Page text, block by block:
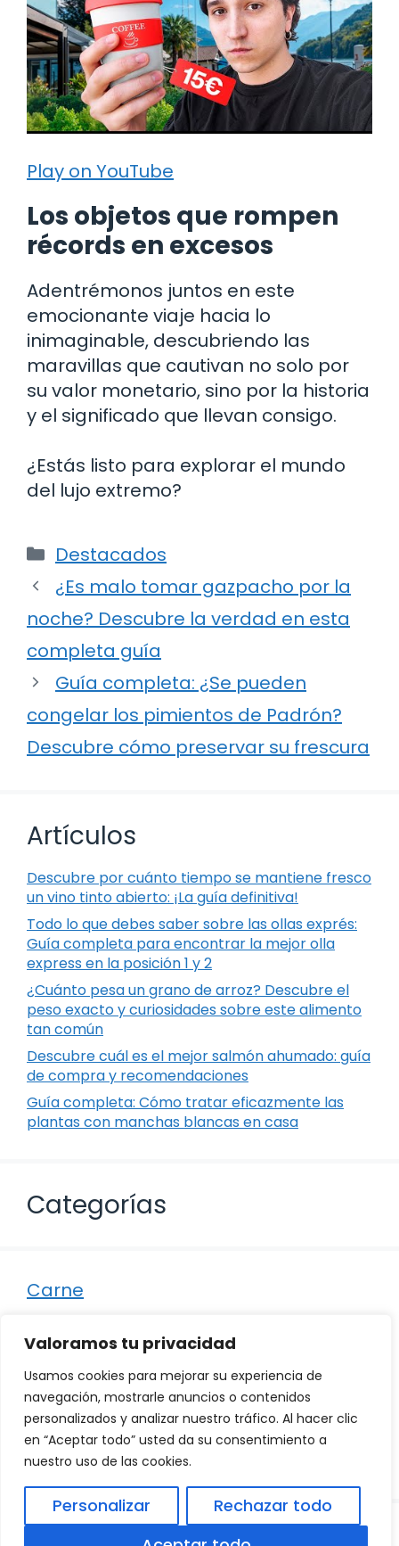
Valoramos tu privacidad
Usamos cookies para mejorar su experiencia de
navegación, mostrarle anuncios o contenidos
personalizados y analizar nuestro tráfico. Al hacer clic
en “Aceptar todo” usted da su consentimiento a
nuestro uso de las cookies.
Personalizar
Rechazar todo
Play on YouTube
Los objetos que rompen
récords en excesos
Adentrémonos juntos en este
emocionante viaje hacia lo
inimaginable, descubriendo las
maravillas que cautivan no solo por
su valor monetario, sino por la historia
y el significado que llevan consigo.
¿Estás listo para explorar el mundo
del lujo extremo?
Categorías
Destacados
¿Es malo tomar gazpacho por la
noche? Descubre la verdad en esta
completa guía
Guía completa: ¿Se pueden
congelar los pimientos de Padrón?
Descubre cómo preservar su frescura
Artículos
Descubre por cuánto tiempo se mantiene fresco
un vino tinto abierto: ¡La guía definitiva!
Todo lo que debes saber sobre las ollas exprés:
Guía completa para encontrar la mejor olla
express en la posición 1 y 2
¿Cuánto pesa un grano de arroz? Descubre el
peso exacto y curiosidades sobre este alimento
tan común
Descubre cuál es el mejor salmón ahumado: guía
de compra y recomendaciones
Guía completa: Cómo tratar eficazmente las
plantas con manchas blancas en casa
Categorías
Carne
Otro
Pescado
Recetas
Política de Privacidad Aviso Legal|